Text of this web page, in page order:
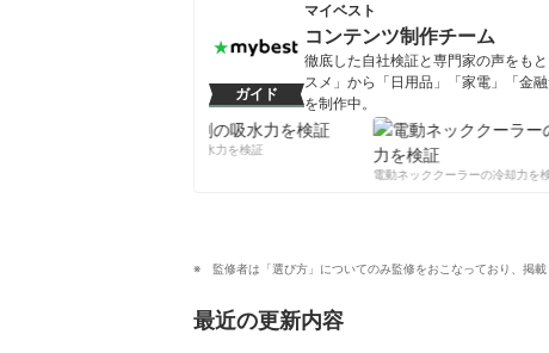
ガイド
マイベスト
コンテンツ制作チーム
徹底した自社検証と専門家の声をも
スメ」から「日用品」「家電」「金
を制作中。
コンテンツ制作チームのプロフィ
柔軟剤の吸水力を検証
電動ネッククーラーの冷却力を検
監修者は「選び方」についてのみ監修をおこなっており、掲
最近の更新内容